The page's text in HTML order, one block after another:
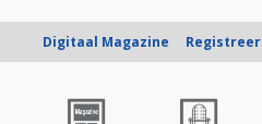
Digitaal Magazine Registreer